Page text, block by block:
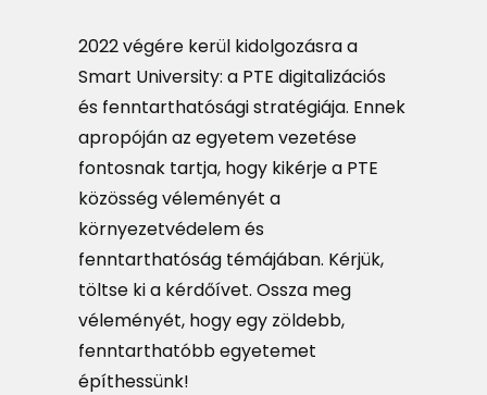
DIÁKHITEL
2022 végére kerül kidolgozásra a
Smart University: a PTE digitalizációs
és fenntarthatósági stratégiája. Ennek
apropóján az egyetem vezetése
fontosnak tartja, hogy kikérje a PTE
közösség véleményét a
környezetvédelem és
fenntarthatóság témájában. Kérjük,
töltse ki a kérdőívet. Ossza meg
véleményét, hogy egy zöldebb,
fenntarthatóbb egyetemet
építhessünk!